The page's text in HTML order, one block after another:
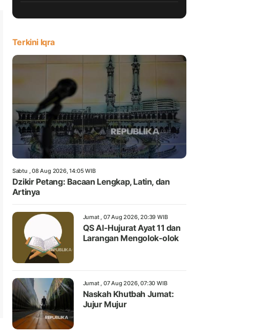
Terkini Iqra
Sabtu , 08 Aug 2026, 14:05 WIB
Dzikir Petang: Bacaan Lengkap, Latin, dan
Artinya
Jumat , 07 Aug 2026, 20:39 WIB
QS Al-Hujurat Ayat 11 dan
Larangan Mengolok-olok
Jumat , 07 Aug 2026, 07:30 WIB
Naskah Khutbah Jumat:
Jujur Mujur